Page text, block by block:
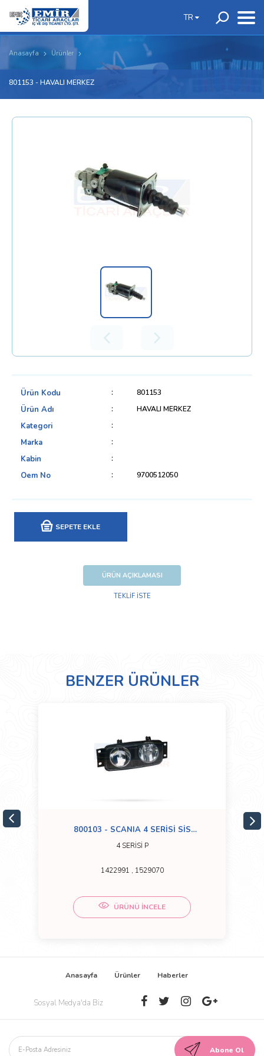
TR
Anasayfa Ürünler
801153 - HAVALI MERKEZ
Ürün Kodu 801153
Ürün Adı HAVALI MERKEZ
Kategori
Marka
Kabin
Oem No
9700512050
SEPETE EKLE
ÜRÜN AÇIKLAMASI
TEKLİF İSTE
BENZER ÜRÜNLER
800103 - SCANIA 4 SERİSİ SİS
LAMBASI SOL
4 SERİSİ P
1422991 , 1529070
ÜRÜNÜ İNCELE
Anasayfa Ürünler Haberler
Sosyal Medya'da Biz